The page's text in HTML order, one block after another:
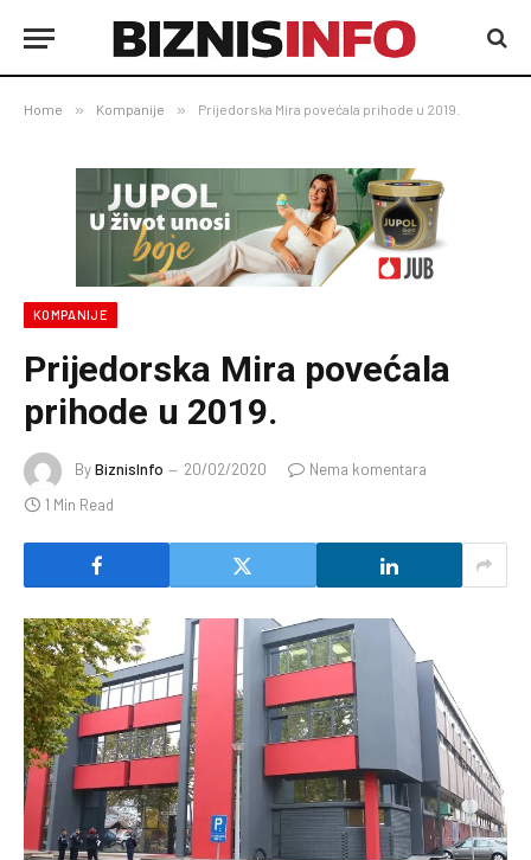
Home » Kompanije » Prijedorska Mira povećala prihode u 2019.
KOMPANIJE
Prijedorska Mira povećala
prihode u 2019.
ByBiznisInfo 20/02/2020
Nema komentara
1 Min Read